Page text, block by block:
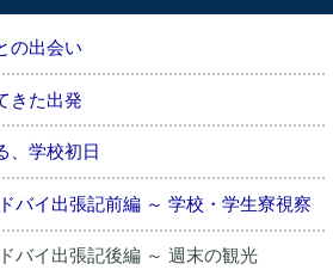
の出会い
きた出発
、学校初日
バイ出張記前編 ～ 学校・学生寮視察
バイ出張記後編 ～ 週末の観光